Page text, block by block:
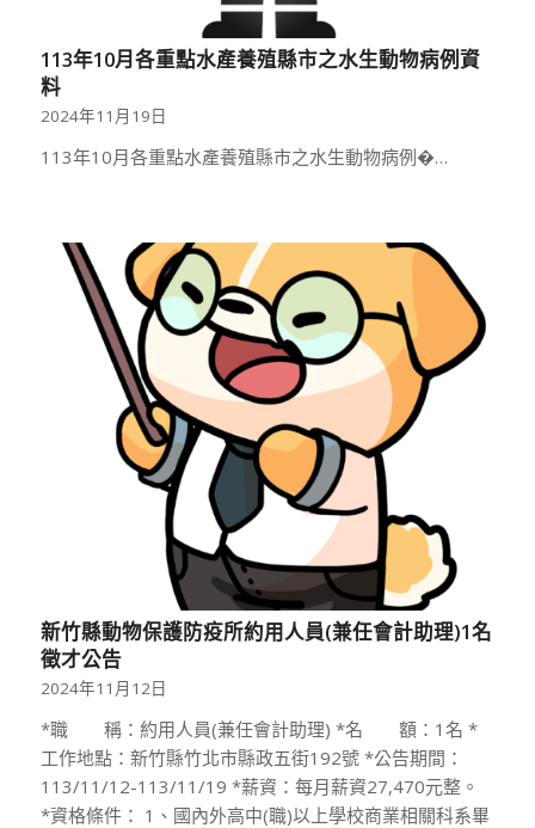
113年10月各重點水產養殖縣市之水生動物病例資
料
2024年11月19日
113年10月各重點水產養殖縣市之水生動物病例�…
新竹縣動物保護防疫所約用人員(兼任會計助理)1名
徵才公告
2024年11月12日
*職 稱：約用人員(兼任會計助理) *名 額：1名 *
工作地點：新竹縣竹北市縣政五街192號 *公告期間：
113/11/12-113/11/19 *薪資：每月薪資27,470元整。
*資格條件： 1、國內外高中(職)以上學校商業相關科系畢